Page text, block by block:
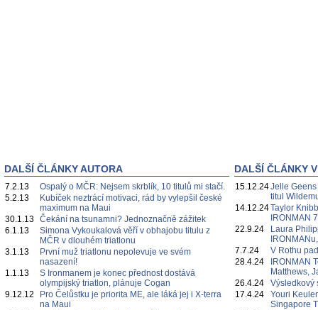
DALŠÍ ČLÁNKY AUTORA
7.2.13
Ospalý o MČR: Nejsem skrblík, 10 titulů mi stačí.
5.2.13
Kubíček neztrácí motivaci, rád by vylepšil české
maximum na Maui
30.1.13 Čekání na tsunamni? Jednoznačně zážitek
6.1.13
Simona Vykoukalová věří v obhajobu titulu z
MČR v dlouhém triatlonu
3.1.13
První muž triatlonu nepolevuje ve svém
nasazení!
1.1.13
S Ironmanem je konec přednost dostává
olympijský triatlon, plánuje Cogan
9.12.12
Pro Čelůstku je priorita ME, ale láká jej i X-terra
na Maui
DALŠÍ ČLÁNKY
15.12.24Jelle
titul
14.12.24Taylor
IRONMAN
22.9.24
Laura
7.7.24
V Rothu
28.4.24
IRONMAN
Matthews,
26.4.24
Výsledkový
17.4.24
Youri
Singapore